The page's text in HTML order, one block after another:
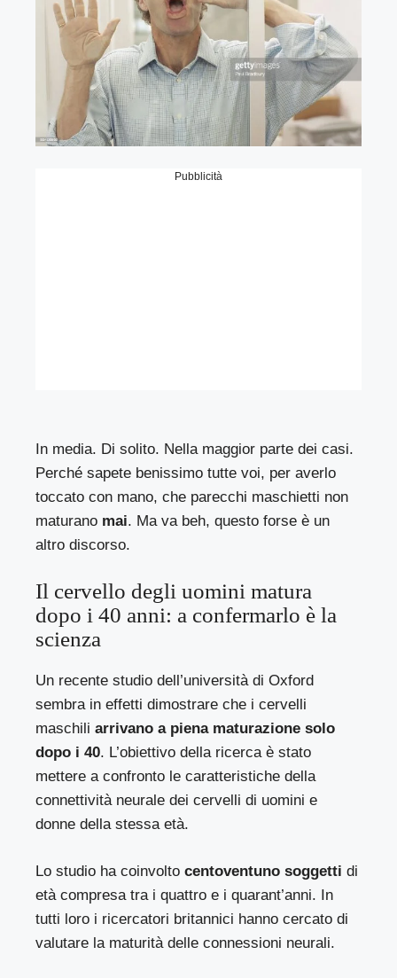
Pubblicità
In media. Di solito. Nella maggior parte dei casi.
Perché sapete benissimo tutte voi, per averlo
toccato con mano, che parecchi maschietti non
maturano mai. Ma va beh, questo forse è un
altro discorso.
Il cervello degli uomini matura
dopo i 40 anni: a confermarlo è la
scienza
Un recentestudio dell’università di Oxford
sembra in effetti dimostrare che i cervelli
maschiliarrivano a piena maturazione solo
dopo i 40. L’obiettivo della ricerca è stato
mettere a confronto le caratteristiche della
connettività neurale dei cervelli di uomini e
donne della stessa età.
Lo studio ha coinvoltocentoventuno soggetti di
età compresa tra i quattro e i quarant’anni. In
tutti loro i ricercatori britannici hanno cercato di
valutare la maturità delle connessioni neurali.